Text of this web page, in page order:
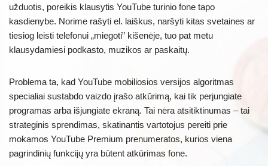
užduotis, poreikis klausytis YouTube turinio fone tapo
kasdienybe. Norime rašyti el. laiškus, naršyti kitas svetaines ar
tiesiog leisti telefonui „miegoti” kišenėje, tuo pat metu
klausydamiesi podkasto, muzikos ar paskaitų.
Problema ta, kad YouTube mobiliosios versijos algoritmas
specialiai sustabdo vaizdo įrašo atkūrimą, kai tik perjungiate
programas arba išjungiate ekraną. Tai nėra atsitiktinumas – tai
strateginis sprendimas, skatinantis vartotojus pereiti prie
mokamos YouTube Premium prenumeratos, kurios viena
pagrindinių funkcijų yra būtent atkūrimas fone.